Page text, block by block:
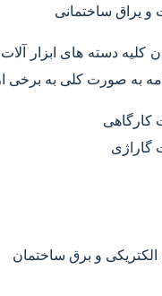
و یراق ساختمانی
کلیه دسته های ابزار
به صورت کلی به برخی از
کارگاهی
گاراژی
الکتریکی و برق ساختمان